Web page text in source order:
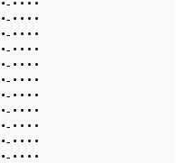
•- • • • •
•- • • • •
•- • • • •
•- • • • •
•- • • • •
•- • • • •
•- • • • •
•- • • • •
•- • • • •
•- • • • •